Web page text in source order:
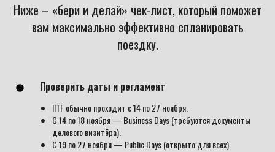
Ниже – «бери и делай» чек-лист, который поможет
вам максимально эффективно спланировать
поездку.
Проверить даты и регламент
IITF обычно проходит с 14 по 27 ноября.
С 14 по 18 ноября — Business Days (требуются документы
делового визитёра).
С 19 по 27 ноября — Public Days (открыто для всех).